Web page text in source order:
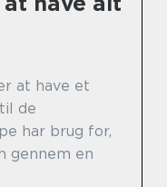
at have et
de
har brug for,
gennem en